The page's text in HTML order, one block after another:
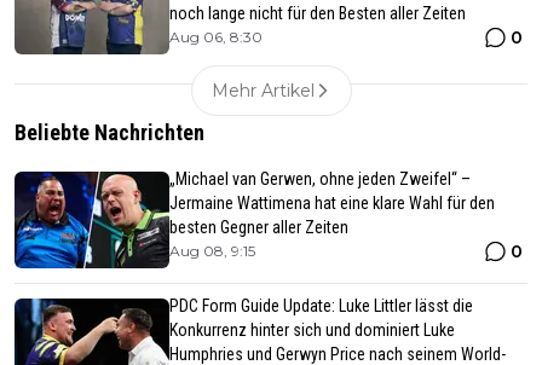
noch lange nicht für den Besten aller Zeiten
Aug 06, 8:30 0
Mehr Artikel
Beliebte Nachrichten
„Michael van Gerwen, ohne jeden Zweifel“ –
Jermaine Wattimena hat eine klare Wahl für den
besten Gegner aller Zeiten
Aug 08, 9:15 0
PDC Form Guide Update: Luke Littler lässt die
Konkurrenz hinter sich und dominiert Luke
Humphries und Gerwyn Price nach seinem World-